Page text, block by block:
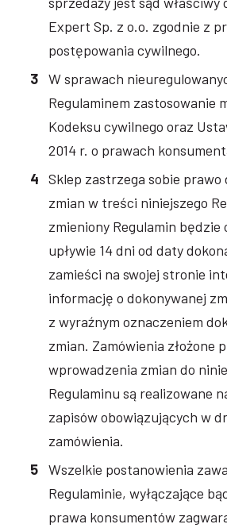
Expert Sp. z o.o. zgodnie z
postępowania cywilnego.
W sprawach
Regulaminem zastosowanie
Kodeksu cywilnego oraz
2014 r. o prawach
Sklep zastrzega sobie prawo
zmian w treści niniejszego
zmieniony Regulamin będzie
upływie 14 dni od daty
zamieści na swojej stronie
informację o dokonywanej
z wyraźnym oznaczeniem
zmian. Zamówienia złożone
wprowadzenia zmian do
Regulaminu są realizowane
zapisów obowiązujących w
zamówienia.
Wszelkie postanowienia
Regulaminie, wyłączające
prawa konsumentów